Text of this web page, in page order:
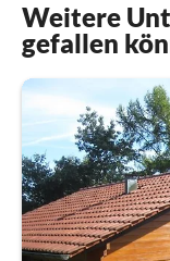
Weitere
gefallen